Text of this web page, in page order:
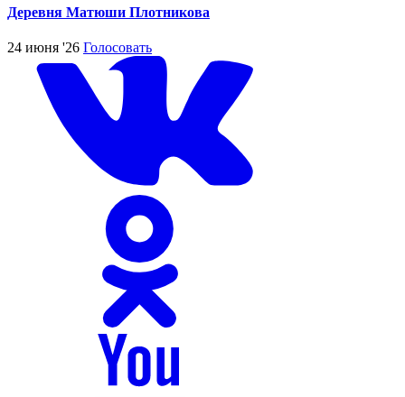
Деревня Матюши Плотникова
24 июня '26 Голосовать